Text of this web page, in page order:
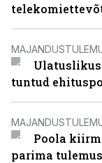
tuntud
Poola
parima